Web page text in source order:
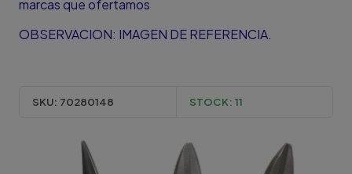
marcas que ofertamos
OBSERVACION: IMAGEN DE REFERENCIA.
SKU: 70280148 STOCK: 11